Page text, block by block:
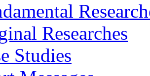
Researches
Studies